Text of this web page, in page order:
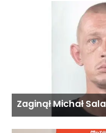
Zaginął Michał Sala